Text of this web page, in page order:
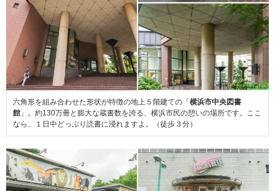
六⾓形を組み合わせた形状が特徴の地上５階建ての「横浜市中央図書
館 」。約130万冊と膨大な蔵書数を誇る、横浜市民の憩いの場所です。ここ
なら、１日中どっぷり読書に浸れますよ。（徒歩３分）